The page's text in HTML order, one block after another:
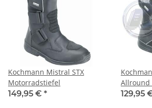
Kochmann Mistral STX
Motorradstiefel
149,95 € *
Allround
129,95